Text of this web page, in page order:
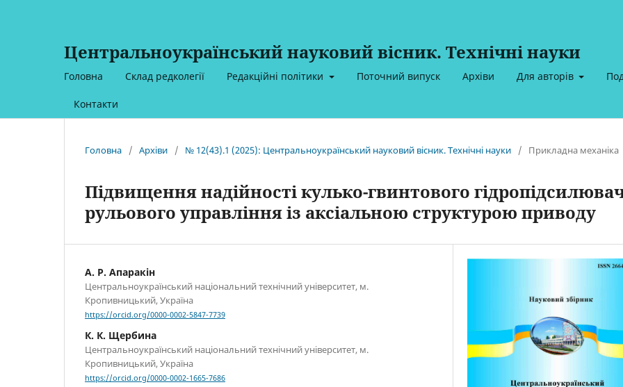
Центральноукраїнський науковий вісник. Технічні науки
Головна Склад редколегії Редакційні політики Поточний випуск Архіви Для авторів
Контакти
Головна / Архіви / № 12(43).1 (2025): Центральноукраїнський науковий вісник. Технічні науки / Прикладна механіка
Підвищення надійності кулько-гвинтового
рульового управління із аксіальною структурою приводу
А. Р. Апаракін
Центральноукраїнський національний технічний університет, м.
Кропивницький, Україна
https://orcid.org/0000-0002-5847-7739
К. К. Щербина
Центральноукраїнський національний технічний університет, м.
Кропивницький, Україна
https://orcid.org/0000-0002-1665-7686